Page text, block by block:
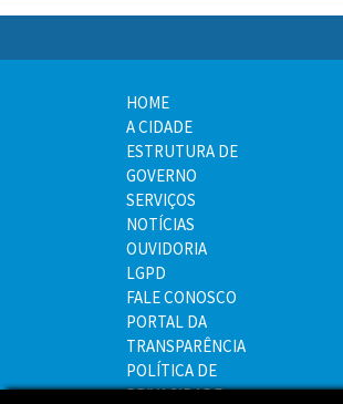
HOME
A CIDADE
ESTRUTURA DE
GOVERNO
SERVIÇOS
NOTÍCIAS
OUVIDORIA
LGPD
FALE CONOSCO
PORTAL DA
TRANSPARÊNCIA
POLÍTICA DE
PRIVACIDADE